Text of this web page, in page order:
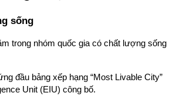
sống
trong nhóm quốc gia có chất lượng sống
đầu bảng xếp hạng “Most Livable City”
Unit (EIU) công bố.